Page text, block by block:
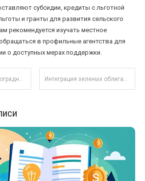
субсидии, кредиты с льготной
и гранты для развития сельского
рекомендуется изучать местное
в профильные агентства для
о доступных мерах поддержки.
по записям
традиционным активам Интеграция зеленых облигаций: как устойчивое развитие меняет долговой рынок